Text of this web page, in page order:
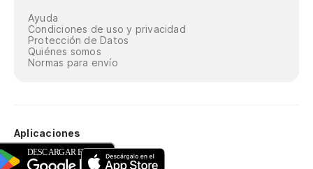
Ayuda
Condiciones de uso y privacidad
Protección de Datos
Quiénes somos
Normas para envío
Aplicaciones